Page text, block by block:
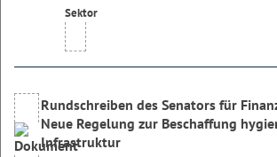
Rundschreiben des Senators für
Neue Regelung zur Beschaffung
Infrastruktur